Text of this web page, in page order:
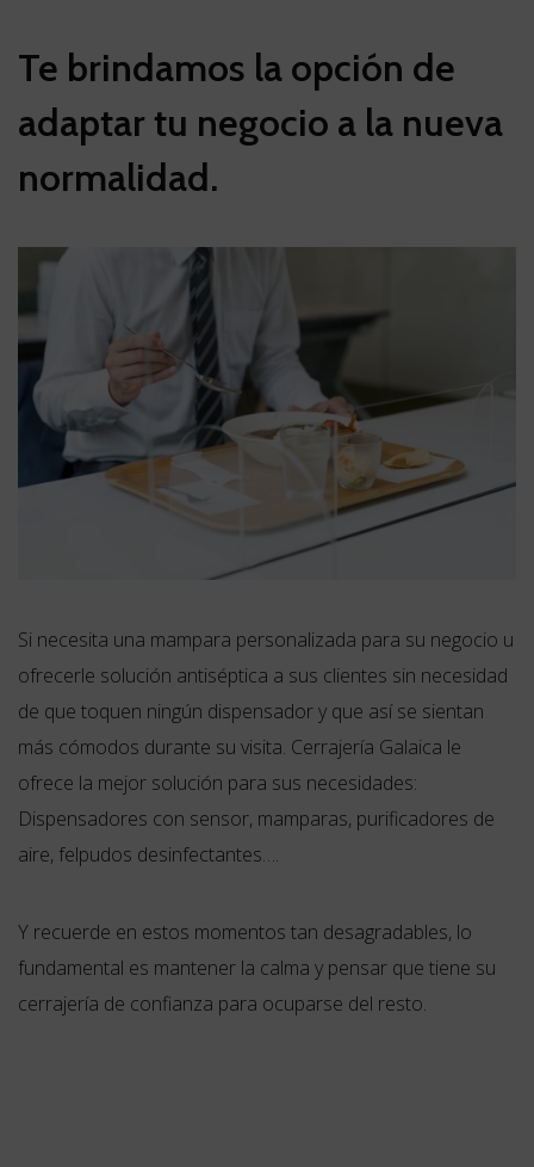
Te brindamos la opción de
adaptar tu negocio a la nueva
normalidad.
Si necesita una mampara personalizada para su negocio u
ofrecerle solución antiséptica a sus clientes sin necesidad
de que toquen ningún dispensador y que así se sientan
más cómodos durante su visita. Cerrajería Galaica le
ofrece la mejor solución para sus necesidades:
Dispensadores con sensor, mamparas, purificadores de
aire, felpudos desinfectantes….
Y recuerde en estos momentos tan desagradables, lo
fundamental es mantener la calma y pensar que tiene su
cerrajería de confianza para ocuparse del resto.